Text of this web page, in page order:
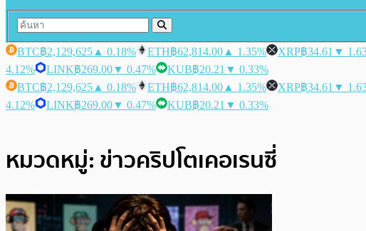
BTC฿2,129,625 ▲ 0.18% ETH฿62,814.00 ▲ 1.35% XRP฿34.61 ▼
4.12%
LINK฿269.00▼ 0.47% KUB฿20.21 ▼ 0.33%
BTC฿2,129,625 ▲ 0.18% ETH฿62,814.00 ▲ 1.35% XRP฿34.61 ▼
4.12%
LINK฿269.00▼ 0.47% KUB฿20.21 ▼ 0.33%
หมวดหมู่: ข่าวคริปโตเคอเรนซี่